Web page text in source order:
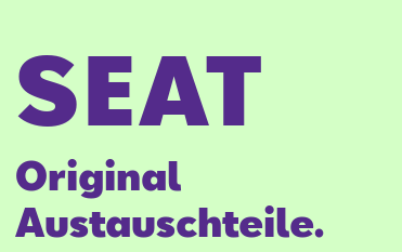
SEAT
Original
Austauschteile.